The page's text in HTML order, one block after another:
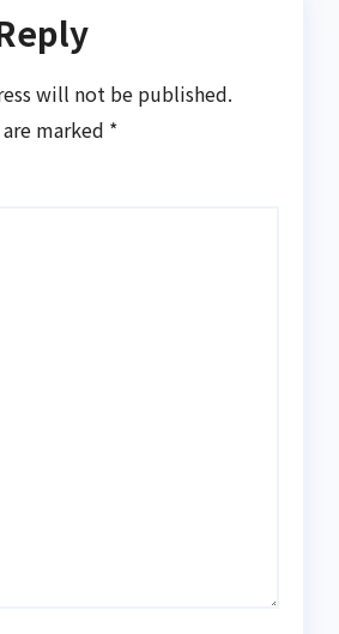
will not be published.
marked *